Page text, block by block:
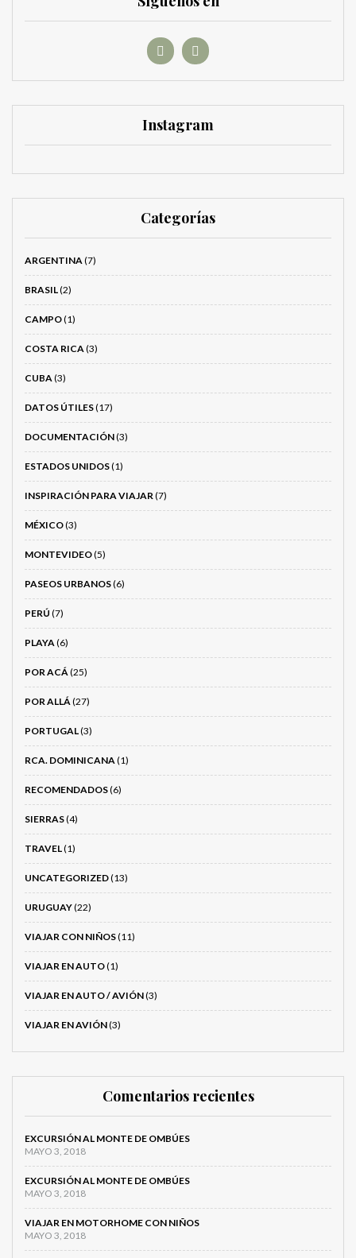
Instagram
Categorías
ARGENTINA (7)
BRASIL(2)
CAMPO(1)
COSTA RICA (3)
CUBA (3)
DATOS ÚTILES(17)
DOCUMENTACIÓN(3)
ESTADOS UNIDOS(1)
INSPIRACIÓN PARA VIAJAR (7)
MÉXICO(3)
MONTEVIDEO(5)
PASEOS URBANOS(6)
PERÚ (7)
PLAYA (6)
POR ACÁ (25)
POR ALLÁ (27)
PORTUGAL(3)
RCA. DOMINICANA (1)
RECOMENDADOS(6)
SIERRAS(4)
TRAVEL(1)
UNCATEGORIZED(13)
URUGUAY(22)
VIAJAR CON NIÑOS(11)
VIAJAR EN AUTO(1)
VIAJAR EN AUTO / AVIÓN(3)
VIAJAR EN AVIÓN(3)
Comentarios recientes
EXCURSIÓN AL MONTE DE OMBÚES
MAYO 3, 2018
EXCURSIÓN AL MONTE DE OMBÚES
MAYO 3, 2018
VIAJAR EN MOTORHOME CON NIÑOS
MAYO 3, 2018